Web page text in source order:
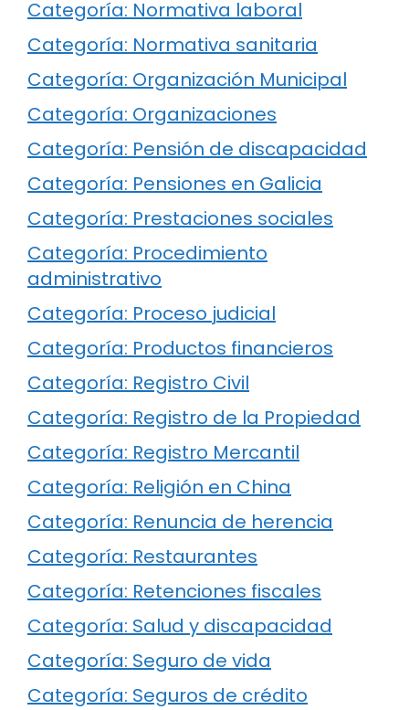
Categoría: Normativa laboral
Categoría: Normativa sanitaria
Categoría: Organización Municipal
Categoría: Organizaciones
Categoría: Pensión de discapacidad
Categoría: Pensiones en Galicia
Categoría: Prestaciones sociales
Categoría: Procedimiento
administrativo
Categoría: Proceso judicial
Categoría: Productos financieros
Categoría: Registro Civil
Categoría: Registro de la Propiedad
Categoría: Registro Mercantil
Categoría: Religión en China
Categoría: Renuncia de herencia
Categoría: Restaurantes
Categoría: Retenciones fiscales
Categoría: Salud y discapacidad
Categoría: Seguro de vida
Categoría: Seguros de crédito